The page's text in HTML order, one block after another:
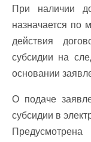
При наличии
назначается по
действия
субсидии на
основании
О подаче
субсидии в